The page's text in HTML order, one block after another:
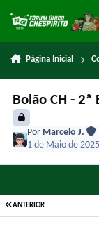
Página Inicial
Bolão CH -
Por Marcelo J.
1 de Maio de 2025
ANTERIOR